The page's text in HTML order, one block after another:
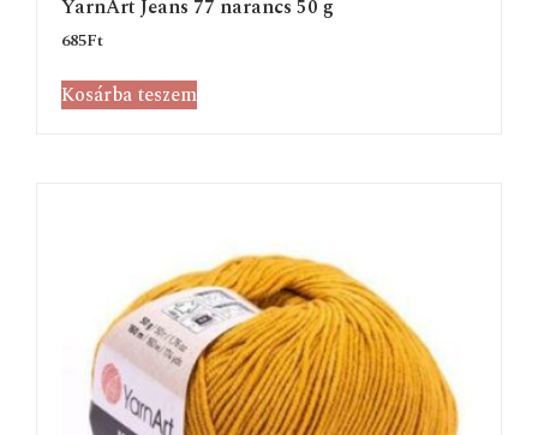
YarnArt Jeans 77 narancs 50 g
685Ft
Kosárba teszem